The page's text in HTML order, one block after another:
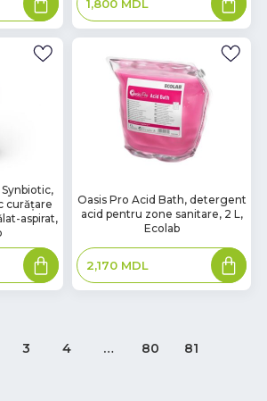
în
coș
1,800 MDL în
coș
curățare
aspirat,
Adaugă
în
coș
В
наличии
Oasis Pro Acid Bath, detergent
acid pentru zone sanitare, 2 L,
Ecolab
2,170 MDL
Adaugă
în
coș
3 4 … 80 81